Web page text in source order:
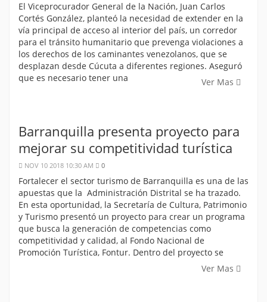
El Viceprocurador General de la Nación, Juan Carlos
Cortés González, planteó la necesidad de extender en la
vía principal de acceso al interior del país, un corredor
para el tránsito humanitario que prevenga violaciones a
los derechos de los caminantes venezolanos, que se
desplazan desde Cúcuta a diferentes regiones. Aseguró
que es necesario tener una
Ver Mas
Barranquilla presenta proyecto para
mejorar su competitividad turística
NOV 10 2018 10:30 AM 0
Fortalecer el sector turismo de Barranquilla es una de las
apuestas que la Administración Distrital se ha trazado.
En esta oportunidad, la Secretaría de Cultura, Patrimonio
y Turismo presentó un proyecto para crear un programa
que busca la generación de competencias como
competitividad y calidad, al Fondo Nacional de
Promoción Turística, Fontur. Dentro del proyecto se
Ver Mas